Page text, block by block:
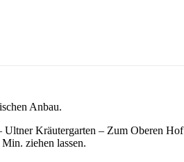
Anbau.
Kräutergarten – Zum Oberen Hof
ziehen lassen.